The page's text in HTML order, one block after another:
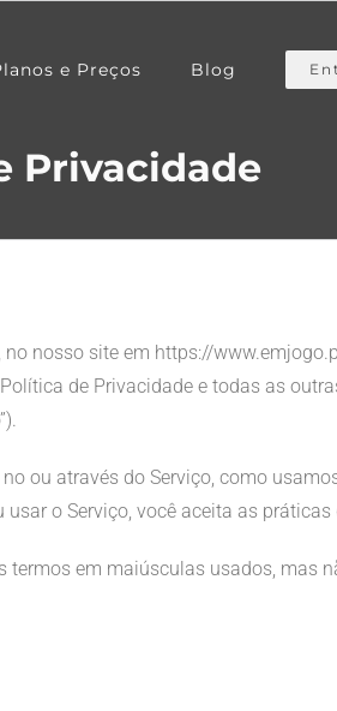
e Preços Blog
Privacidade
no nosso site em https://
de Privacidade e todas as
ou através do Serviço, como
o Serviço, você aceita as
termos em maiúsculas usados, mas